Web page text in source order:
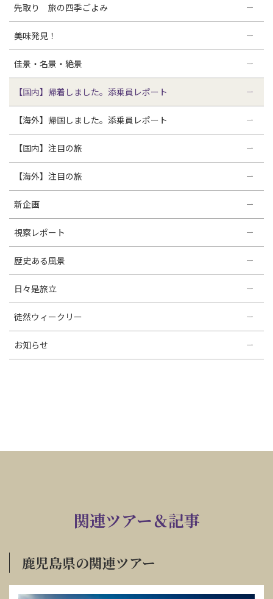
先取り 旅の四季ごよみ
美味発見！
佳景・名景・絶景
【国内】帰着しました。添乗員レポート
【海外】帰国しました。添乗員レポート
【国内】注目の旅
【海外】注目の旅
新企画
視察レポート
歴史ある風景
日々是旅立
徒然ウィークリー
お知らせ
関連ツアー＆記事
鹿児島県の関連ツアー